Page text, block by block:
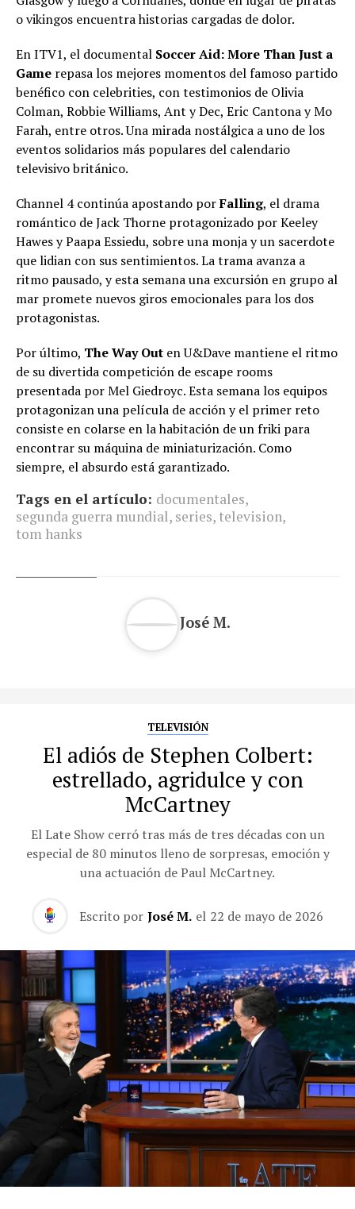
o vikingos encuentra historias cargadas de dolor.
En ITV1, el documental Soccer Aid: More Than Just a
Game repasa los mejores momentos del famoso partido
benéfico con celebrities, con testimonios de Olivia
Colman, Robbie Williams, Ant y Dec, Eric Cantona y Mo
Farah, entre otros. Una mirada nostálgica a uno de los
eventos solidarios más populares del calendario
televisivo británico.
Channel 4 continúa apostando porFalling, el drama
romántico de Jack Thorne protagonizado por Keeley
Hawes y Paapa Essiedu, sobre una monja y un sacerdote
que lidian con sus sentimientos. La trama avanza a
ritmo pausado, y esta semana una excursión en grupo al
mar promete nuevos giros emocionales para los dos
protagonistas.
Por último, The Way Out en U&Dave mantiene el ritmo
de su divertida competición de escape rooms
presentada por Mel Giedroyc. Esta semana los equipos
protagonizan una película de acción y el primer reto
consiste en colarse en la habitación de un friki para
encontrar su máquina de miniaturización. Como
siempre, el absurdo está garantizado.
Tags en el artículo: documentales,
segunda guerra mundial, series, television,
tom hanks
José M.
TELEVISIÓN
El adiós de Stephen Colbert:
estrellado, agridulce y con
McCartney
El Late Show cerró tras más de tres décadas con un
especial de 80 minutos lleno de sorpresas, emoción y
una actuación de Paul McCartney.
Escrito por José M. el 22 de mayo de 2026